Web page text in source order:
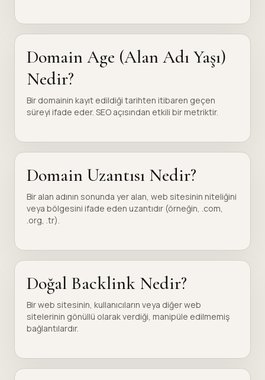
Domain Age (Alan Adı Yaşı)
Nedir?
Bir domainin kayıt edildiği tarihten itibaren geçen
süreyi ifade eder. SEO açısından etkili bir metriktir.
Domain Uzantısı Nedir?
Bir alan adının sonunda yer alan, web sitesinin niteliğini
veya bölgesini ifade eden uzantıdır (örneğin, .com,
.org, .tr).
Doğal Backlink Nedir?
Bir web sitesinin, kullanıcıların veya diğer web
sitelerinin gönüllü olarak verdiği, manipüle edilmemiş
bağlantılardır.